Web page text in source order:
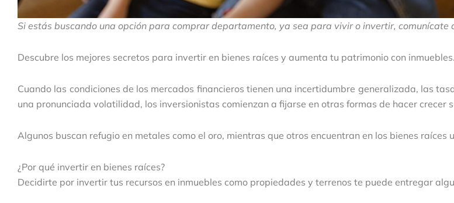
Si estás buscando una opción para comprar departamento, ya sea para vivir o invertir, comunícate
Descubre los mejores secretos para invertir en bienes raíces y aumenta tu patrimonio con inmuebles.
Cuando las condiciones de los mercados financieros tienen una incertidumbre generalizada, las
una pronunciada volatilidad, los inversionistas comienzan a fijarse en otras formas de hacer crecer
Algunos buscan refugio en metales como el oro, mientras que otros encuentran en los bienes raíces
¿Por qué invertir en bienes raíces?
Decidirte por invertir tus recursos en inmuebles como propiedades y terrenos te puede entregar